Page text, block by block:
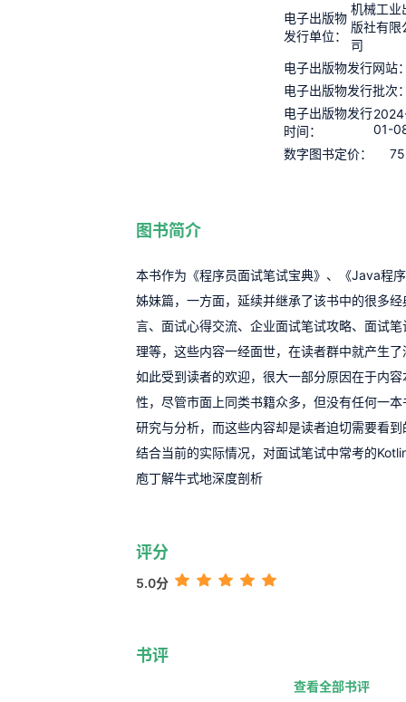
电子出版物
发行单位：
机械工业
版社有限
司
电子出版物发行网站
电子出版物发行批次
电子出版物发行
时间：
01-
数字图书定价：
图书简介
本书作为《程序员面试笔试宝典》、《Java程
姊妹篇，一方面，延续并继承了该书中的很多
言、面试心得交流、企业面试笔试攻略、面试
理等，这些内容一经面世，在读者群中就产生
如此受到读者的欢迎，很大一部分原因在于内
性，尽管市面上同类书籍众多，但没有任何一
研究与分析，而这些内容却是读者迫切需要看
结合当前的实际情况，对面试笔试中常考的
庖丁解牛式地深度剖析
评分
5.0分
书评
查看全部书评